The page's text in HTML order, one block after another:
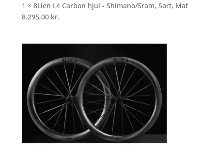
1 × 8Lien L4 Carbon hjul - Shimano/Sram, Sort, Mat
8.295,00 kr.